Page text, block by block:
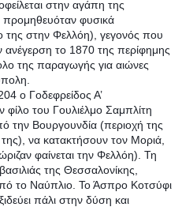
στην αγάπη της
προμηθευόταν φυσικά
της στην Φελλόη), γεγονός που
το 1870 της περίφημης
της παραγωγής για αιώνες
ο Γοδεφρείδος Α’
του Γουλιέλμο Σαμπλίτη
την Βουργουνδία (περιοχή της
να κατακτήσουν τον Μοριά,
φαίνεται την Φελλόη). Τη
της Θεσσαλονίκης,
το Ναύπλιο. Το Άσπρο Κοτσύφι
πάλι στην δύση και